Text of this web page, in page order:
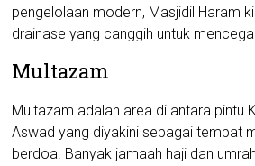
pengelolaan modern, Masjidil Haram
drainase yang canggih untuk
Multazam
Multazam adalah area di antara pintu
Aswad yang diyakini sebagai tempat
berdoa. Banyak jamaah haji dan